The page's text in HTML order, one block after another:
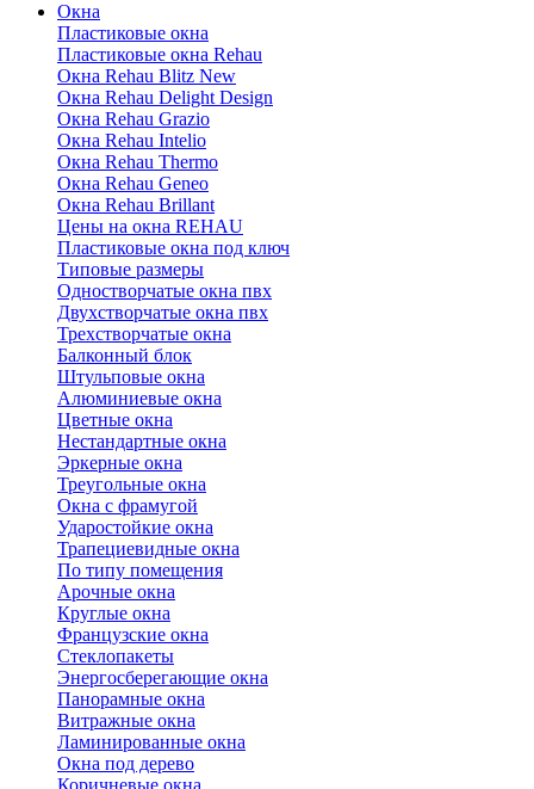
Окна
Пластиковые окна
Пластиковые окна Rehau
Окна Rehau Blitz New
Окна Rehau Delight Design
Окна Rehau Grazio
Окна Rehau Intelio
Окна Rehau Thermo
Окна Rehau Geneo
Окна Rehau Brillant
Цены на окна REHAU
Пластиковые окна под ключ
Типовые размеры
Одностворчатые окна пвх
Двухстворчатые окна пвх
Трехстворчатые окна
Балконный блок
Штульповые окна
Алюминиевые окна
Цветные окна
Нестандартные окна
Эркерные окна
Треугольные окна
Окна с фрамугой
Ударостойкие окна
Трапециевидные окна
По типу помещения
Арочные окна
Круглые окна
Французские окна
Стеклопакеты
Энергосберегающие окна
Панорамные окна
Витражные окна
Ламинированные окна
Окна под дерево
Коричневые окна